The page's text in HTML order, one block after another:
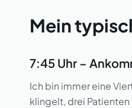
Mein
7:45 Uhr –
Ich bin immer eine
klingelt, drei Patienten